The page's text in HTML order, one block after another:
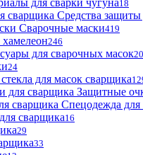
для сварки чугуна18
Средства
Сварочные маски419
246
для сварочных масок20
24
для масок сварщика
Защитные
Спецодежда для
сварщика16
29
33